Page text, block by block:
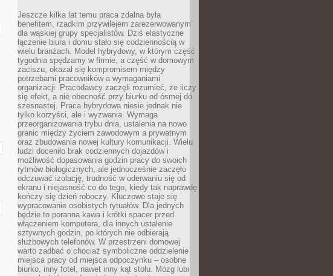
Jeszcze kilka lat temu praca zdalna była
benefitem, rzadkim przywilejem zarezerwowanym
dla wąskiej grupy specjalistów. Dziś elastyczne
łączenie biura i domu stało się codziennością w
wielu branżach. Model hybrydowy, w którym część
tygodnia spędzamy w firmie, a część w domowym
zaciszu, okazał się kompromisem między
potrzebami pracowników a wymaganiami
organizacji. Pracodawcy zaczęli rozumieć, że liczy
się efekt, a nie obecność przy biurku od ósmej do
szesnastej. Praca hybrydowa niesie jednak nie
tylko korzyści, ale i wyzwania. Wymaga
przeorganizowania trybu dnia, ustalenia na nowo
granic między życiem zawodowym a prywatnym
oraz zbudowania nowej kultury komunikacji. Wielu
ludzi doceniło brak codziennych dojazdów i
możliwość dopasowania godzin pracy do swoich
rytmów biologicznych, ale jednocześnie zaczęło
odczuwać izolację, trudność w oderwaniu się od
ekranu i niejasność co do tego, kiedy tak naprawdę
kończy się dzień roboczy. Kluczowe staje się
wypracowanie osobistych rytuałów. Dla jednych
będzie to poranna kawa i krótki spacer przed
włączeniem komputera, dla innych ustalenie
sztywnych godzin, po których nie odbierają
służbowych telefonów. W przestrzeni domowej
warto zadbać o chociaż symboliczne oddzielenie
miejsca pracy od miejsca odpoczynku – osobne
biurko, inny fotel, nawet inny kąt stołu. Mózg lubi